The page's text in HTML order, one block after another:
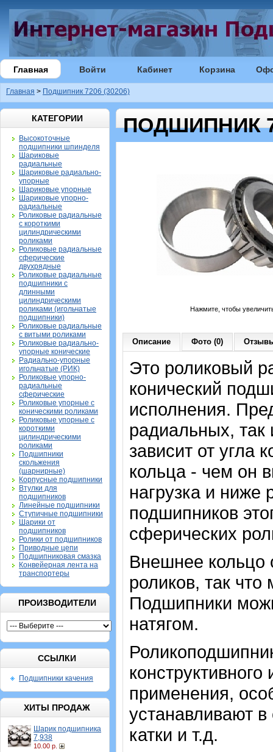
Главная Войти Кабинет Корзина
Главная > Подшипник 7206 (30206)
КАТЕГОРИИ
Высокоточные
подшипники шпинделя
Шариковые
радиальные
Шариковые радиально-
упорные
Шариковые упорные
Шариковые упорно-
радиальные
Роликовые радиальные
с короткими
цилиндрическими
роликами
Роликовые радиальные
сферические
двухрядные
Роликовые радиальные
подшипники с
длинными
цилиндрическими
роликами (игольчатые
подшипники)
Роликовые радиальные
с витыми роликами
Роликовые радиально-
упорные конические
Радиально-упорные
игольчатые (РИК)
Роликовые упорно-
радиальные
сферические
Роликовые упорные с
коническими роликами
Роликовые упорные с
короткими
цилиндрическими
роликами
Подшипники
скольжения
(шарнирные)
Корпусные подшипники
Втулки для
подшипников
Линейные подшипники
Ступичные подшипники
Шарики от
подшипников
Ролики от подшипников
Приводные цепи
Подшипниковая смазка
Конвейерная лента на
транспортеры
ПРОИЗВОДИТЕЛИ
ССЫЛКИ
Подшипники качения
ХИТЫ ПРОДАЖ
Шарик подшипника
7,938
10.00 р.
ПОДШИПНИК
Нажмите, чтобы
Описание Фото (0)
Это роликовый
конический
исполнения.
радиальных, так
зависит от угла
кольца - чем он
нагрузка и ниже
подшипников
сферических
Внешнее кольцо
роликов, так
Подшипники
натягом.
применения,
устанавливают
катки и т.д.